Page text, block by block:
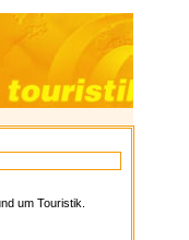
um Touristik.